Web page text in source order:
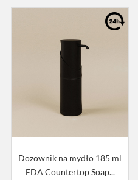
Dozownik na mydło 185 ml
EDA Countertop Soap...